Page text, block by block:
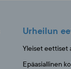
Urheilun
Yleiset eettiset
Epäasiallinen